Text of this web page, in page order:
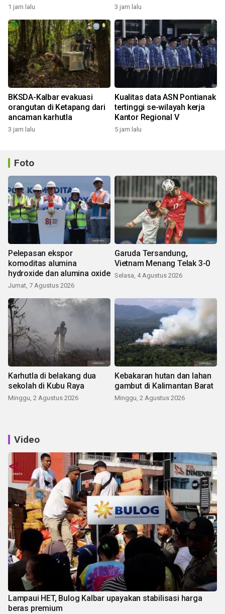
1 jam lalu 3 jam lalu
BKSDA-Kalbar evakuasi
orangutan di Ketapang dari
ancaman karhutla
3 jam lalu
Kualitas data ASN Pontianak
tertinggi se-wilayah kerja
Kantor Regional V
5 jam lalu
Foto
Pelepasan ekspor
komoditas alumina
hydroxide dan alumina oxide
Jumat, 7 Agustus 2026
Garuda Tersandung,
Vietnam Menang Telak 3-0
Selasa, 4 Agustus 2026
Karhutla di belakang dua
sekolah di Kubu Raya
Minggu, 2 Agustus 2026
Kebakaran hutan dan lahan
gambut di Kalimantan Barat
Minggu, 2 Agustus 2026
Video
Lampaui HET, Bulog Kalbar upayakan stabilisasi harga
beras premium